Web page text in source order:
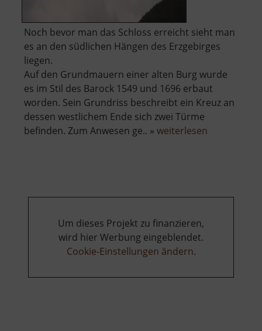
Noch bevor man das Schloss erreicht sieht man
es an den südlichen Hängen des Erzgebirges
liegen.
Auf den Grundmauern einer alten Burg wurde
es im Stil des Barock 1549 und 1696 erbaut
worden. Sein Grundriss beschreibt ein Kreuz an
dessen westlichem Ende sich zwei Türme
befinden. Zum Anwesen ge.. » weiterlesen
Um dieses Projekt zu finanzieren,
wird hier Werbung eingeblendet.
Cookie-Einstellungen ändern.